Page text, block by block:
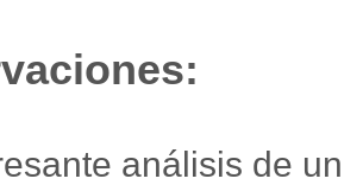
análisis de un